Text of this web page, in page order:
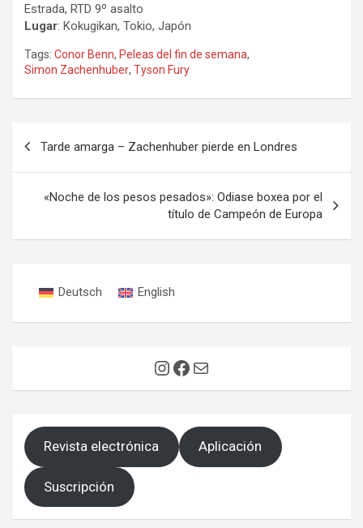
Estrada, RTD 9º asalto
Lugar: Kokugikan, Tokio, Japón
Tags: Conor Benn, Peleas del fin de semana,
Simon Zachenhuber, Tyson Fury
Tarde amarga – Zachenhuber pierde en Londres
«Noche de los pesos pesados»: Odiase boxea por el
título de Campeón de Europa
Deutsch English
Instagram
Facebook
Correo electrónico
Revista electrónica Aplicación
Suscripción